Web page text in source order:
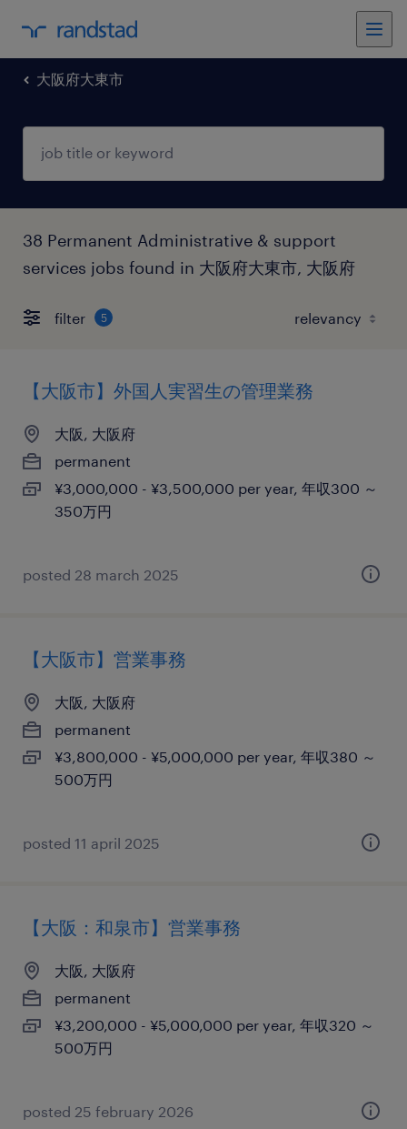
大阪府大東市
38 Permanent Administrative & support
services jobs found in 大阪府大東市, 大阪府
filter 5
【大阪市】外国人実習生の管理業務
大阪, 大阪府
permanent
¥3,000,000 - ¥3,500,000 per year, 年収300 ～
350万円
posted 28 march 2025
【大阪市】営業事務
大阪, 大阪府
permanent
¥3,800,000 - ¥5,000,000 per year, 年収380 ～
500万円
posted 11 april 2025
【大阪：和泉市】営業事務
大阪, 大阪府
permanent
¥3,200,000 - ¥5,000,000 per year, 年収320 ～
500万円
posted 25 february 2026